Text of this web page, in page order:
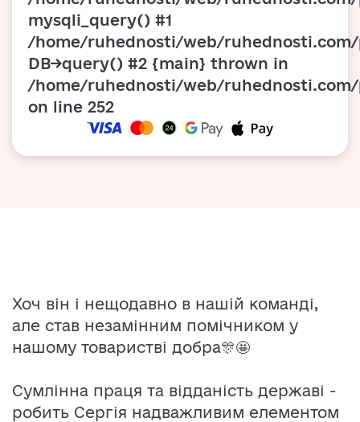
mysqli_query() #1
/home/ruhednosti/web/
DB->query() #2 {main} thrown in
/home/ruhednosti/web/
on line 252
Хоч він і нещодавно в нашій команді,
але став незамінним помічником у
нашому товаристві добра🎊🤩
Сумлінна праця та відданість державі -
робить Сергія надважливим елементом